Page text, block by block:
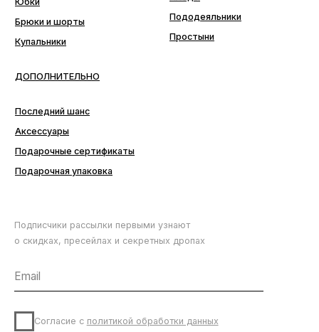
Последний шанс
Аксессуары
Подарочная упаковка
Согласие сполитикой обработки данных